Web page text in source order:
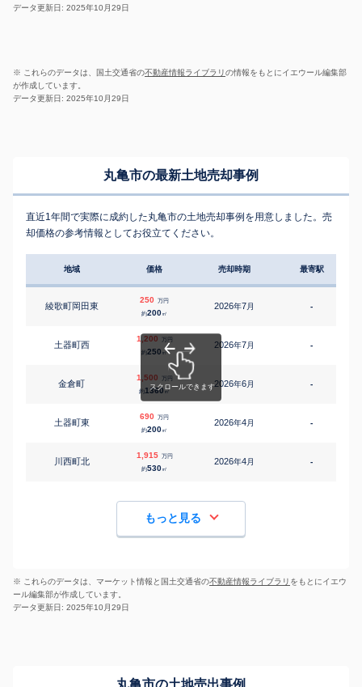
データ更新日: 2025年10月29日
※ これらのデータは、国土交通省の不動産情報ライブラリの情報をもとにイエウール編集部
が作成しています。
データ更新日: 2025年10月29日
丸亀市の最新土地売却事例
直近1年間で実際に成約した丸亀市の土地売却事例を用意しました。売
却価格の参考情報としてお役立てください。
地域 価格 売却時期 最寄駅
綾歌町岡田東
250 万円
約200㎡
2026年7月 -
土器町西
1,200 万円
約250 ㎡
2026年7月 -
金倉町
1,500 万円
約1360 ㎡
2026年6月 -
土器町東
690 万円
約200㎡
2026年4月 -
川西町北
1,915 万円
約530㎡
2026年4月 -
もっと見る
※ これらのデータは、マーケット情報と国土交通省の不動産情報ライブラリ をもとにイエウ
ール編集部が作成しています。
データ更新日: 2025年10月29日
丸亀市の土地売出事例